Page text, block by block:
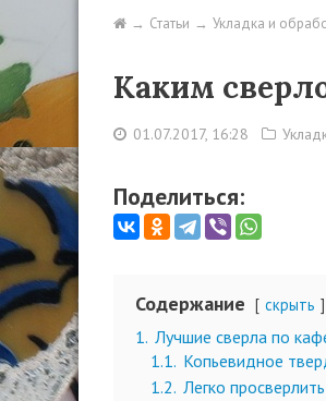
Статьи Укладка и
Каким
01.07.2017, 16:28
Поделиться:
Содержание скрыть
1. Лучшие сверла по
1.1. Копьевидное
1.2. Легко